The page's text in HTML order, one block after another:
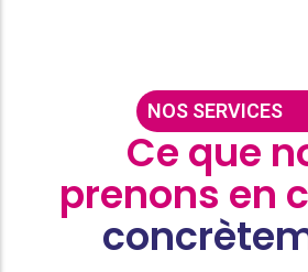
NOS SERVICES
Ce que
prenons en